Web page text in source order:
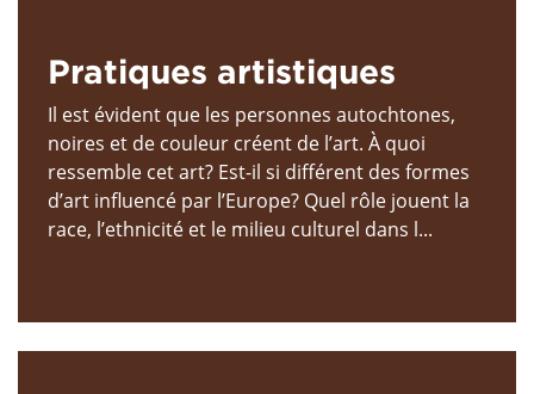
Pratiques artistiques
Il est évident que les personnes autochtones,
noires et de couleur créent de l’art. À quoi
ressemble cet art? Est-il si différent des formes
d’art influencé par l’Europe? Quel rôle jouent la
race, l’ethnicité et le milieu culturel dans l...